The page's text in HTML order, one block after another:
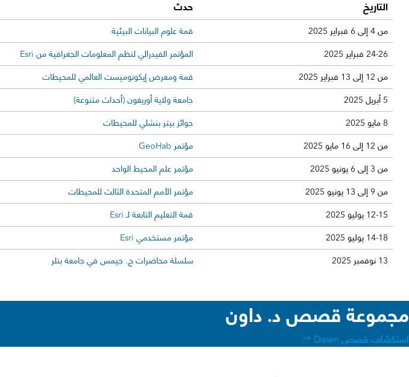
التاريخ حدث
من 4 إلى 6 فبراير 2025 قمة علوم البيانات البيئية
24-26 فبراير 2025 المؤتمر الفيدرالي لنظم المعلومات الجغرافية من Esri
من 12 إلى 13 فبراير 2025 قمة ومعرض إيكونوميست العالمي للمحيطات
5 أبريل 2025 جامعة ولاية أوريغون (أحداث متنوعة)
8 مايو 2025 جوائز بيتر بنشلي للمحيطات
من 12 إلى 16 مايو 2025 مؤتمر GeoHab
من 3 إلى 6 يونيو 2025 مؤتمر علم المحيط الواحد
من 9 إلى 13 يونيو 2025 مؤتمر الأمم المتحدة الثالث للمحيطات
12-15 يوليو 2025 قمة التعليم التابعة لـ Esri
14-18 يوليو 2025 مؤتمر مستخدمي Esri
13 نوفمبر 2025 سلسلة محاضرات ج. جيمس في جامعة بتلر
مجموعة قصص د. داون
استكشاف قصص Dawn